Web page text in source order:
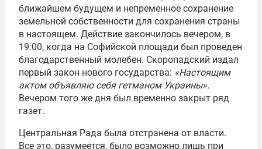
ближайшем будущем и непременное сохранение
земельной собственности для сохранения страны
в настоящем. Действие закончилось вечером, в
19:00, когда на Софийской площади был проведен
благодарственный молебен. Скоропадский издал
первый закон нового государства: «Настоящим
актом объявляю себя гетманом Украины».
Вечером того же дня был временно закрыт ряд
газет.
Центральная Рада была отстранена от власти.
Все это, разумеется, было возможно лишь при